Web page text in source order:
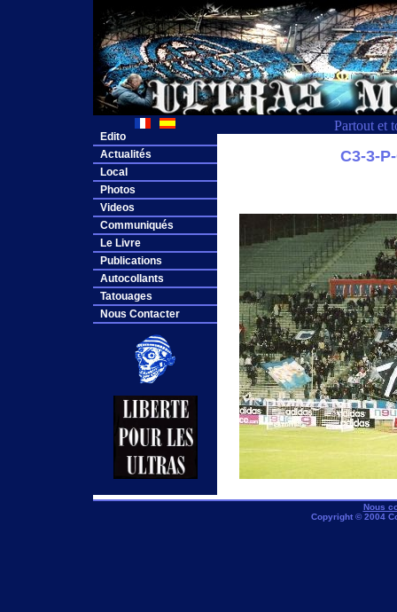
Partout et
Edito
Actualités
Local
Photos
Videos
Communiqués
Le Livre
Publications
Autocollants
Tatouages
Nous Contacter
C3-3-
Nous
Copyright © 2004